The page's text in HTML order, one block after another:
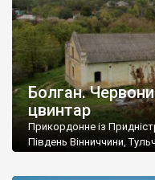
Болган.
цвинтар
Прикордонне із
Південь Вінниччини,